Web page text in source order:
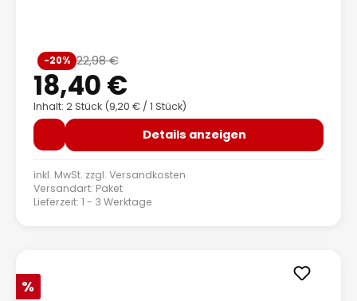
Verkaufspreis:
18,40 €
Regulärer Preis:
22,98 €
-20%
Inhalt: 2 Stück (9,20 € / 1 Stück)
Details anzeigen
inkl. MwSt. zzgl. Versandkosten
Versandart: Paket
Lieferzeit: 1 - 3 Werktage
Rabatt
%